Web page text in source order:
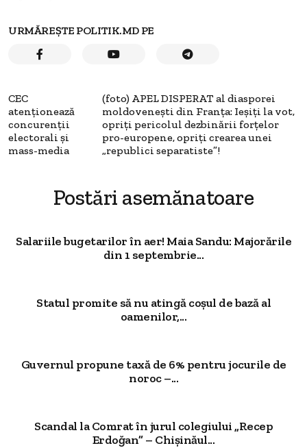
URMĂREȘTE POLITIK.MD PE
CEC
atenționează
concurenţii
electorali şi
mass-media
(foto) APEL DISPERAT al diasporei
moldovenești din Franța: Ieșiți la vot,
opriți pericolul dezbinării forțelor
pro-europene, opriți crearea unei
„republici separatiste”!
Postări asemănatoare
Salariile bugetarilor în aer! Maia Sandu: Majorările
din 1 septembrie...
Statul promite să nu atingă coșul de bază al
oamenilor,...
Guvernul propune taxă de 6% pentru jocurile de
noroc –...
Scandal la Comrat în jurul colegiului „Recep
Erdoğan” – Chișinăul...